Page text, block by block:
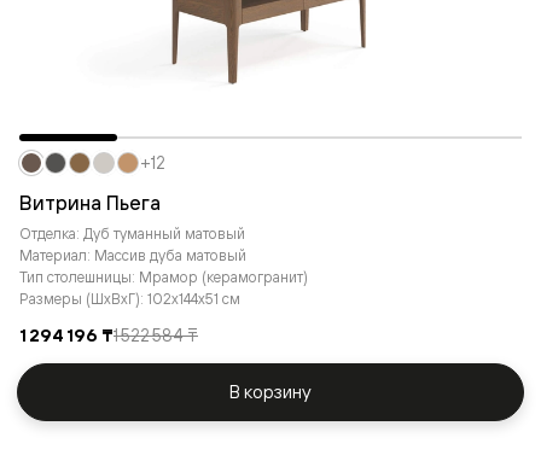
Витрина Пьега
Отделка: Дуб туманный матовый
Материал: Массив дуба матовый
Тип столешницы: Мрамор (керамогранит)
Размеры (ШxВxГ): 102x144x51 см
1 294 196 ₸1 522 584 ₸
+12
В корзину